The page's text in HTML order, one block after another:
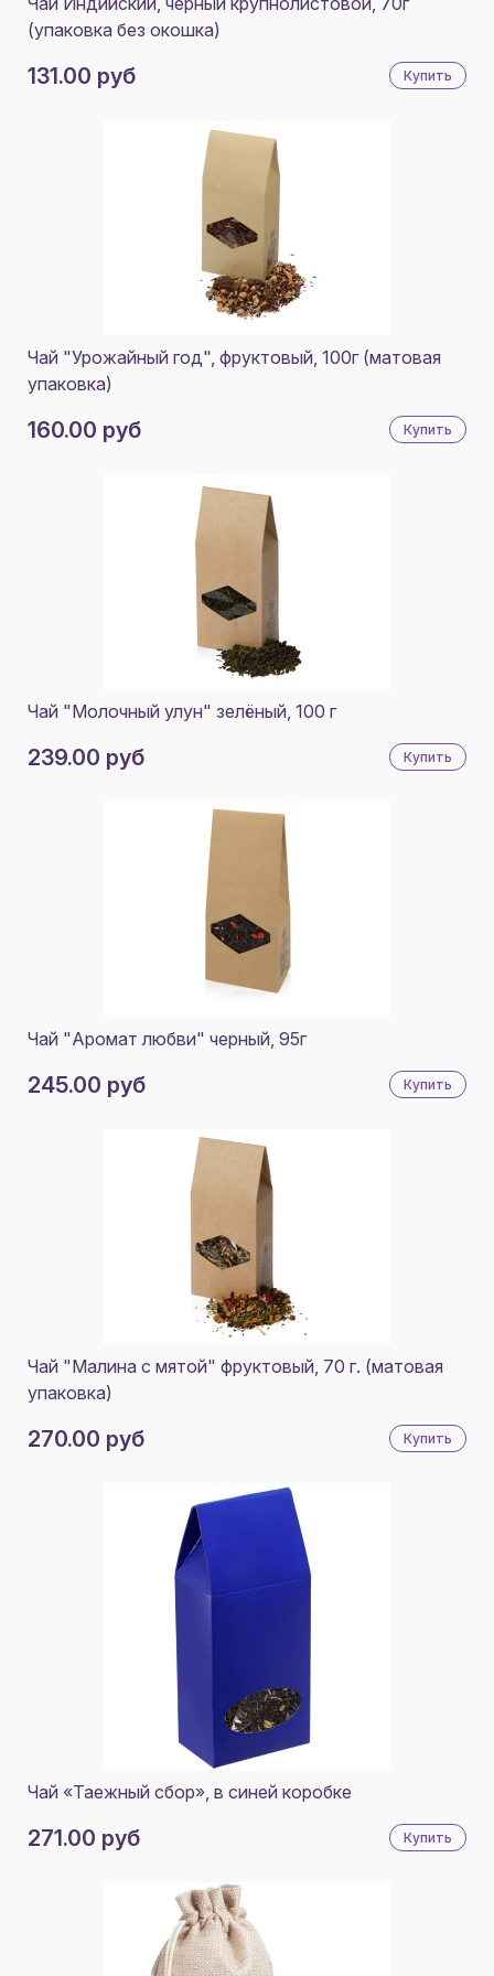
(упаковка без окошка)
131.00 руб Купить
Чай "Урожайный год", фруктовый, 100г (матовая
упаковка)
160.00 руб Купить
Чай "Молочный улун" зелёный, 100 г
239.00 руб Купить
Чай "Аромат любви" черный, 95г
245.00 руб Купить
Чай "Малина с мятой" фруктовый, 70 г. (матовая
упаковка)
270.00 руб Купить
Чай «Таежный сбор», в синей коробке
271.00 руб Купить